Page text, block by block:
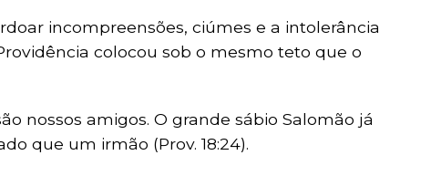
incompreensões, ciúmes e a intolerância
colocou sob o mesmo teto que o
nossos amigos. O grande sábio Salomão já
que um irmão (Prov. 18:24).